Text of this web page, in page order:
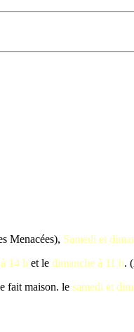
Menacées), Samedi et
14 h et le dimanche à 11 h.
fait maison. le samedi et